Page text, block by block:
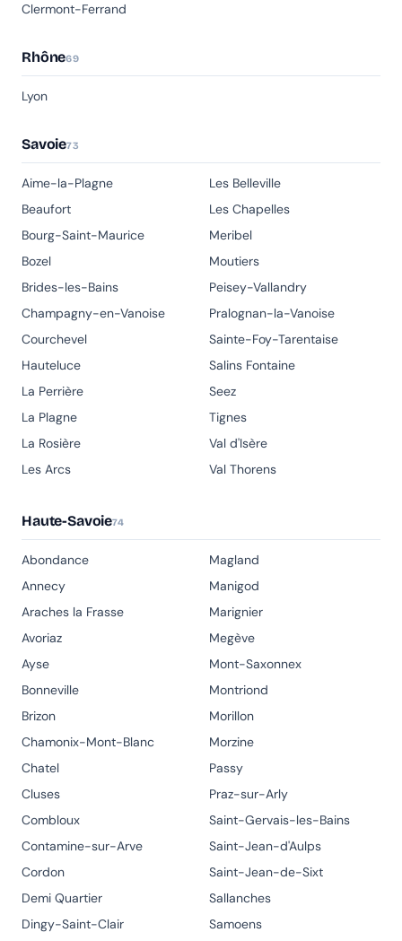
Clermont-Ferrand
Rhône69
Lyon
Savoie73
Aime-la-Plagne
Beaufort
Bourg-Saint-Maurice
Bozel
Brides-les-Bains
Champagny-en-Vanoise
Courchevel
Hauteluce
La Perrière
La Plagne
La Rosière
Les Arcs
Les Belleville
Les Chapelles
Meribel
Moutiers
Peisey-Vallandry
Pralognan-la-Vanoise
Sainte-Foy-Tarentaise
Salins Fontaine
Seez
Tignes
Val d'Isère
Val Thorens
Haute-Savoie74
Abondance
Annecy
Araches la Frasse
Avoriaz
Ayse
Bonneville
Brizon
Chamonix-Mont-Blanc
Chatel
Cluses
Combloux
Contamine-sur-Arve
Cordon
Demi Quartier
Dingy-Saint-Clair
Magland
Manigod
Marignier
Megève
Mont-Saxonnex
Montriond
Morillon
Morzine
Passy
Praz-sur-Arly
Saint-Gervais-les-Bains
Saint-Jean-d'Aulps
Saint-Jean-de-Sixt
Sallanches
Samoens